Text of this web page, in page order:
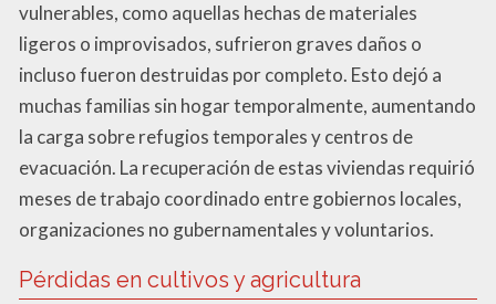
vulnerables, como aquellas hechas de materiales
ligeros o improvisados, sufrieron graves daños o
incluso fueron destruidas por completo. Esto dejó a
muchas familias sin hogar temporalmente, aumentando
la carga sobre refugios temporales y centros de
evacuación. La recuperación de estas viviendas requirió
meses de trabajo coordinado entre gobiernos locales,
organizaciones no gubernamentales y voluntarios.
Pérdidas en cultivos y agricultura